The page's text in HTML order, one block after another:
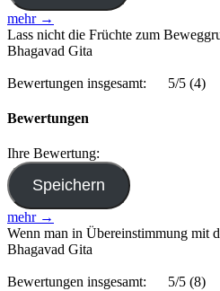
mehr →
Lass nicht die Früchte zum
Bhagavad Gita
Bewertungen insgesamt: 5/5 (4)
Bewertungen
Ihre Bewertung:
mehr →
Wenn man in Übereinstimmung mit
Bhagavad Gita
Bewertungen insgesamt: 5/5 (8)